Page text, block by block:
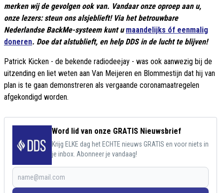
merken wij de gevolgen ook van. Vandaar onze oproep aan u,
onze lezers: steun ons alsjeblieft! Via het betrouwbare
Nederlandse BackMe-systeem kunt u maandelijks óf eenmalig
doneren. Doe dat alstublieft, en help DDS in de lucht te blijven!
Patrick Kicken - de bekende radiodeejay - was ook aanwezig bij de
uitzending en liet weten aan Van Meijeren en Blommestijn dat hij van
plan is te gaan demonstreren als vergaande coronamaatregelen
afgekondigd worden.
Word lid van onze GRATIS Nieuwsbrief
Krijg ELKE dag het ECHTE nieuws GRATIS en voor niets in
je inbox. Abonneer je vandaag!